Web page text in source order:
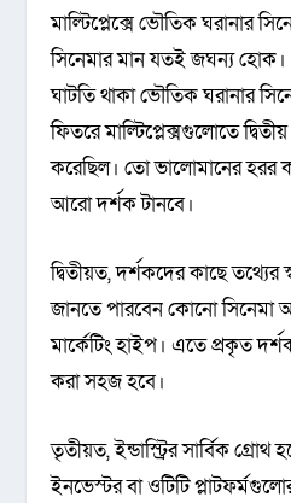
মাল্টিপ্লেক্সে ভৌতিক ঘরানার
সিনেমার মান যতই জঘন্য হোক।
ঘাটতি থাকা ভৌতিক ঘরানার
ফিতরে মাল্টিপ্লেক্সগুলোতে
করেছিল। তো ভালোমানের হরর
আরো দর্শক টানবে।
দ্বিতীয়ত, দর্শকদের কাছে তথ্যের
জানতে পারবেন কোনো সিনেমা
মার্কেটিং হাইপ। এতে প্রকৃত
করা সহজ হবে।
তৃতীয়ত, ইন্ডাস্ট্রির সার্বিক
ইনভেস্টর বা ওটিটি